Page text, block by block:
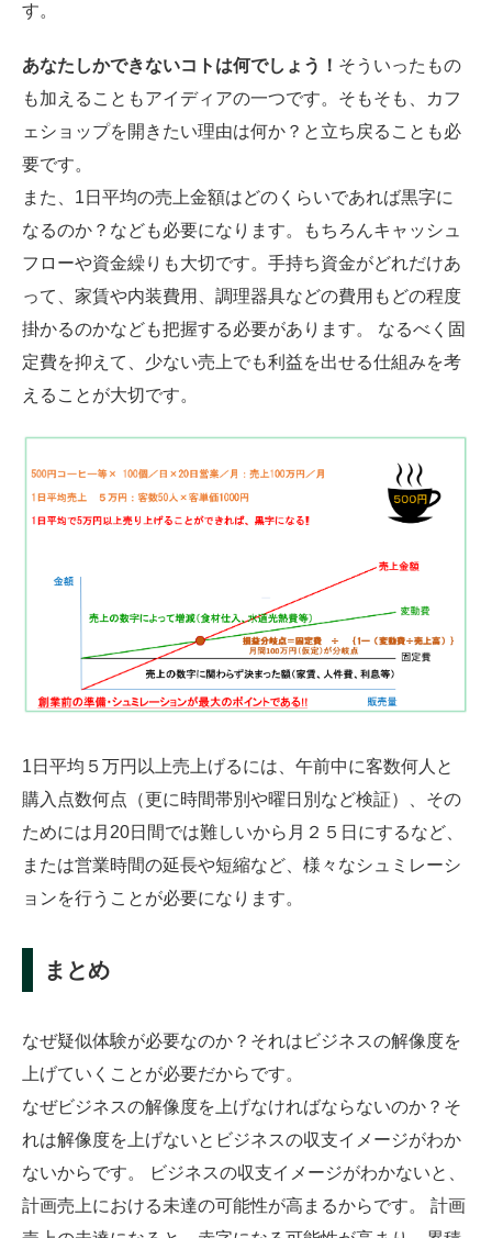
す。
あなたしかできないコトは何でしょう！ そういったもの
も加えることもアイディアの一つです。そもそも、カフ
ェショップを開きたい理由は何か？と立ち戻ることも必
要です。
また、1日平均の売上金額はどのくらいであれば黒字に
なるのか？なども必要になります。もちろんキャッシュ
フローや資金繰りも大切です。手持ち資金がどれだけあ
って、家賃や内装費用、調理器具などの費用もどの程度
掛かるのかなども把握する必要があります。 なるべく固
定費を抑えて、少ない売上でも利益を出せる仕組みを考
えることが大切です。
1日平均５万円以上売上げるには、午前中に客数何人と
購入点数何点（更に時間帯別や曜日別など検証）、その
ためには月20日間では難しいから月２５日にするなど、
または営業時間の延長や短縮など、様々なシュミレーシ
ョンを行うことが必要になります。
まとめ
なぜ疑似体験が必要なのか？それはビジネスの解像度を
上げていくことが必要だからです。
なぜビジネスの解像度を上げなければならないのか？そ
れは解像度を上げないとビジネスの収支イメージがわか
ないからです。 ビジネスの収支イメージがわかないと、
計画売上における未達の可能性が高まるからです。 計画